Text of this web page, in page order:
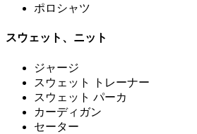
ポロシャツ
スウェット、ニット
ジャージ
スウェット トレーナー
スウェット パーカ
カーディガン
セーター